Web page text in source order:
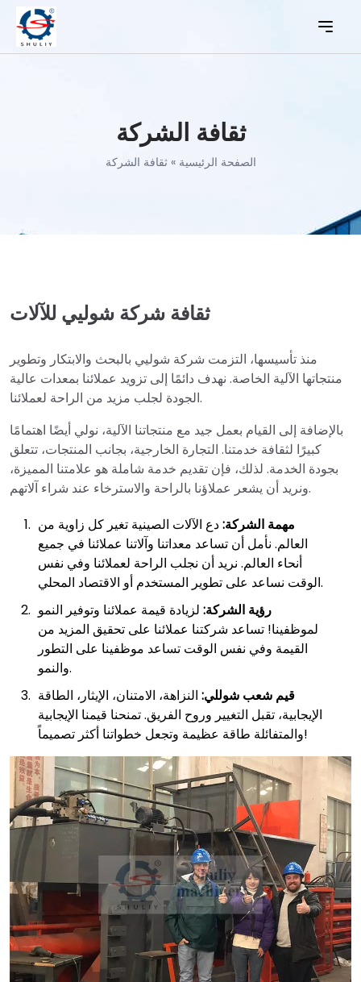
ثقافة الشركة
الصفحة الرئيسية »ثقافة الشركة
ثقافة شركة شوليي للآلات
منذ تأسيسها، التزمت شركة شوليي بالبحث والابتكار وتطوير
منتجاتها الآلية الخاصة. نهدف دائمًا إلى تزويد عملائنا بمعدات عالية
الجودة لجلب مزيد من الراحة لعملائنا.
بالإضافة إلى القيام بعمل جيد مع منتجاتنا الآلية، نولي أيضًا اهتمامًا
كبيرًا لثقافة خدمتنا. التجارة الخارجية، بجانب المنتجات، تتعلق
بجودة الخدمة. لذلك، فإن تقديم خدمة شاملة هو علامتنا المميزة،
ونريد أن يشعر عملاؤنا بالراحة والاسترخاء عند شراء آلاتهم.
مهمة الشركة:دع الآلات الصينية تغير كل زاوية من
العالم. نأمل أن تساعد معداتنا وآلاتنا عملائنا في جميع
أنحاء العالم. نريد أن نجلب الراحة لعملائنا وفي نفس
الوقت نساعد على تطوير المستخدم أو الاقتصاد المحلي.
رؤية الشركة: لزيادة قيمة عملائنا وتوفير النمو
لموظفينا! تساعد شركتنا عملائنا على تحقيق المزيد من
القيمة وفي نفس الوقت تساعد موظفينا على التطور
والنمو.
قيم شعب شوللي: النزاهة، الامتنان، الإيثار، الطاقة
الإيجابية، تقبل التغيير وروح الفريق. تمنحنا قيمنا الإيجابية
والمتفائلة طاقة عظيمة وتجعل خطواتنا أكثر تصميماً!